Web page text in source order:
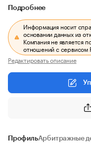
Подробнее
Информация носит
основании данных из
Компания не является
отношений с сервисом
Редактировать описание
ПрофильАрбитражные